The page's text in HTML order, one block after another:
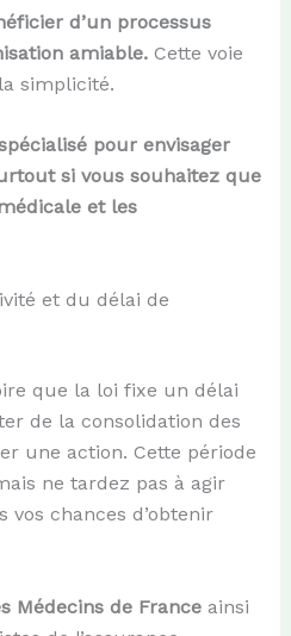
d’un processus
amiable.Cette voie
simplicité.
pour envisager
si vous souhaitez que
et les
et du délai de
que la loi fixe un délai
de la consolidation des
une action. Cette période
ne tardez pas à agir
chances d’obtenir
Médecins de Franceainsi